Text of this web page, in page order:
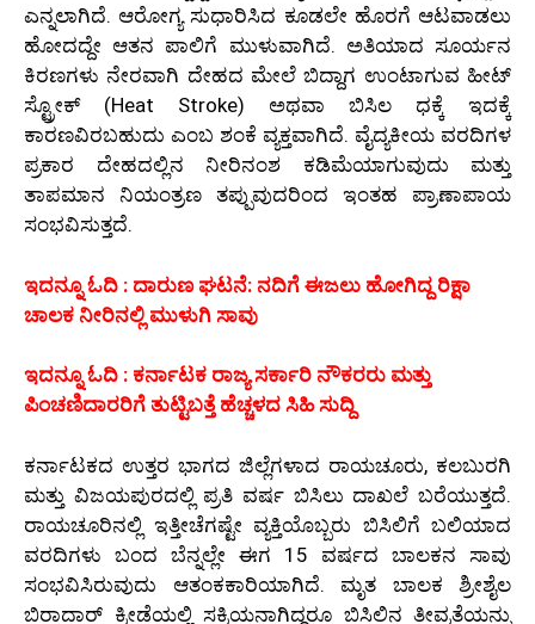
ಎನ್ನಲಾಗಿದೆ. ಆರೋಗ್ಯ ಸುಧಾರಿಸಿದ ಕೂಡಲೇ ಹೊರಗೆ ಆಟವಾಡಲು
ಹೋದದ್ದೇ ಆತನ ಪಾಲಿಗೆ ಮುಳುವಾಗಿದೆ. ಅತಿಯಾದ ಸೂರ್ಯನ
ಕಿರಣಗಳು ನೇರವಾಗಿ ದೇಹದ ಮೇಲೆ ಬಿದ್ದಾಗ ಉಂಟಾಗುವ ಹೀಟ್
ಸ್ಟ್ರೋಕ್ (Heat Stroke) ಅಥವಾ ಬಿಸಿಲ ಧಕ್ಕೆ ಇದಕ್ಕೆ
ಕಾರಣವಿರಬಹುದು ಎಂಬ ಶಂಕೆ ವ್ಯಕ್ತವಾಗಿದೆ. ವೈದ್ಯಕೀಯ ವರದಿಗಳ
ಪ್ರಕಾರ ದೇಹದಲ್ಲಿನ ನೀರಿನಂಶ ಕಡಿಮೆಯಾಗುವುದು ಮತ್ತು
ತಾಪಮಾನ ನಿಯಂತ್ರಣ ತಪ್ಪುವುದರಿಂದ ಇಂತಹ ಪ್ರಾಣಾಪಾಯ
ಸಂಭವಿಸುತ್ತದೆ.
ಇದನ್ನೂ ಓದಿ : ದಾರುಣ ಘಟನೆ: ನದಿಗೆ ಈಜಲು ಹೋಗಿದ್ದ ರಿಕ್ಷಾ
ಚಾಲಕ ನೀರಿನಲ್ಲಿ ಮುಳುಗಿ ಸಾವು
ಇದನ್ನೂ ಓದಿ : ಕರ್ನಾಟಕ ರಾಜ್ಯ ಸರ್ಕಾರಿ ನೌಕರರು ಮತ್ತು
ಪಿಂಚಣಿದಾರರಿಗೆ ತುಟ್ಟಿಬತ್ತೆ ಹೆಚ್ಚಳದ ಸಿಹಿ ಸುದ್ದಿ
ಕರ್ನಾಟಕದ ಉತ್ತರ ಭಾಗದ ಜಿಲ್ಲೆಗಳಾದ ರಾಯಚೂರು, ಕಲಬುರಗಿ
ಮತ್ತು ವಿಜಯಪುರದಲ್ಲಿ ಪ್ರತಿ ವರ್ಷ ಬಿಸಿಲು ದಾಖಲೆ ಬರೆಯುತ್ತದೆ.
ರಾಯಚೂರಿನಲ್ಲಿ ಇತ್ತೀಚೆಗಷ್ಟೇ ವ್ಯಕ್ತಿಯೊಬ್ಬರು ಬಿಸಿಲಿಗೆ ಬಲಿಯಾದ
ವರದಿಗಳು ಬಂದ ಬೆನ್ನಲ್ಲೇ ಈಗ 15 ವರ್ಷದ ಬಾಲಕನ ಸಾವು
ಸಂಭವಿಸಿರುವುದು ಆತಂಕಕಾರಿಯಾಗಿದೆ. ಮೃತ ಬಾಲಕ ಶ್ರೀಶೈಲ
ಬಿರಾದಾರ್ ಕ್ರೀಡೆಯಲ್ಲಿ ಸಕ್ರಿಯನಾಗಿದ್ದರೂ ಬಿಸಿಲಿನ ತೀವ್ರತೆಯನ್ನು